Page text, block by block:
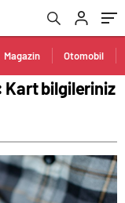
Magazin Otomobil
Kart bilgileriniz